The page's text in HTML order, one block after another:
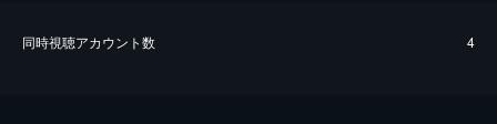
同時視聴アカウント数 4